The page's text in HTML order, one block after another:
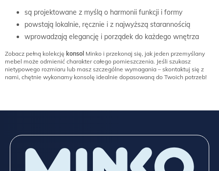
są projektowane z myślą o harmonii funkcji i formy
powstają lokalnie, ręcznie i z najwyższą starannością
wprowadzają elegancję i porządek do każdego wnętrza
Zobacz pełną kolekcję konsol Minko i przekonaj się, jak jeden przemyślany
mebel może odmienić charakter całego pomieszczenia. Jeśli szukasz
nietypowego rozmiaru lub masz szczególne wymagania – skontaktuj się z
nami, chętnie wykonamy konsolę idealnie dopasowaną do Twoich potrzeb!